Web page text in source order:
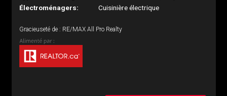
Électroménagers:
Cuisinière électrique
Gracieuseté de : RE/MAX All Pro Realty